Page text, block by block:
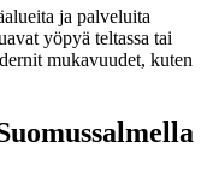
ja palveluita
yöpyä teltassa tai
mukavuudet, kuten